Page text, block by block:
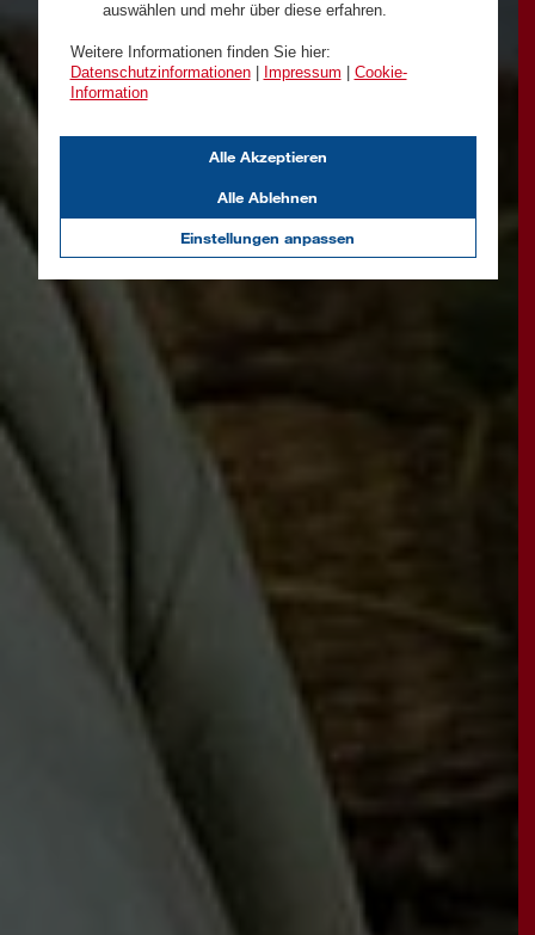
auswählen und mehr über diese erfahren.
Weitere Informationen finden Sie hier:
Datenschutzinformationen| Impressum
Cookie-
Information
Einstellungen anpassen
Alle Ablehnen
Alle Akzeptieren